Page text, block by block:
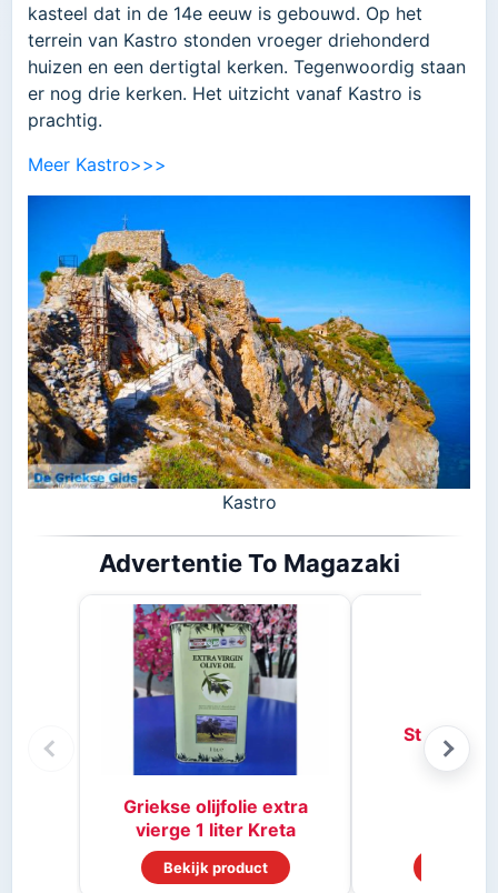
kasteel dat in de 14e eeuw is gebouwd. Op het
terrein van Kastro stonden vroeger driehonderd
huizen en een dertigtal kerken. Tegenwoordig staan
er nog drie kerken. Het uitzicht vanaf Kastro is
prachtig.
Meer Kastro>>>
Kastro
Advertentie To Magazaki
Griekse olijfolie extra
vierge 1 liter Kreta
Bekijk product
Stifado